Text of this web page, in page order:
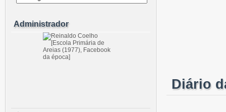
Diário
Administrador